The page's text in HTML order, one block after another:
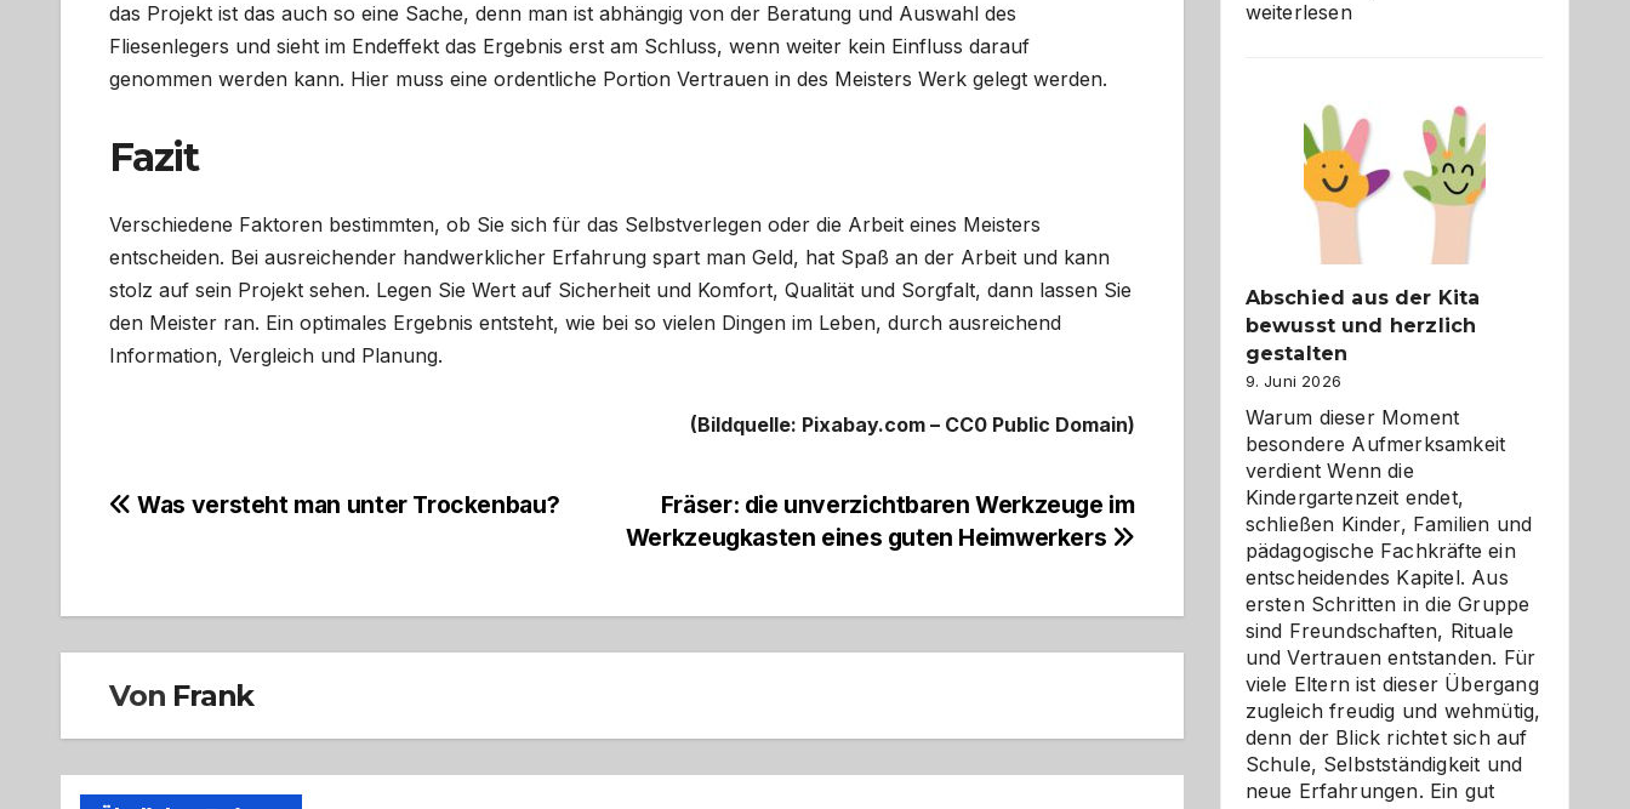
das Projekt ist das auch so eine Sache, denn man ist abhängig von der Beratung und Auswahl des
Fliesenlegers und sieht im Endeffekt das Ergebnis erst am Schluss, wenn weiter kein Einfluss darauf
genommen werden kann. Hier muss eine ordentliche Portion Vertrauen in des Meisters Werk gelegt werden.
Fazit
Verschiedene Faktoren bestimmten, ob Sie sich für das Selbstverlegen oder die Arbeit eines Meisters
entscheiden. Bei ausreichender handwerklicher Erfahrung spart man Geld, hat Spaß an der Arbeit und kann
stolz auf sein Projekt sehen. Legen Sie Wert auf Sicherheit und Komfort, Qualität und Sorgfalt, dann lassen Sie
den Meister ran. Ein optimales Ergebnis entsteht, wie bei so vielen Dingen im Leben, durch ausreichend
Information, Vergleich und Planung.
(Bildquelle: Pixabay.com – CC0 Public Domain)
Beitragsnavigation
Fräser: die unverzichtbaren Werkzeuge im
Werkzeugkasten eines guten Heimwerkers
Was versteht man unter Trockenbau?
Von Frank
weiterlesen
Abschied aus der Kita
bewusst und herzlich
gestalten
9. Juni 2026
Warum dieser Moment
besondere Aufmerksamkeit
verdient Wenn die
Kindergartenzeit endet,
schließen Kinder, Familien und
pädagogische Fachkräfte ein
entscheidendes Kapitel. Aus
ersten Schritten in die Gruppe
sind Freundschaften, Rituale
und Vertrauen entstanden. Für
viele Eltern ist dieser Übergang
zugleich freudig und wehmütig,
denn der Blick richtet sich auf
Schule, Selbstständigkeit und
neue Erfahrungen. Ein gut